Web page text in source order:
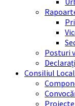
Posturi
Consiliul Local